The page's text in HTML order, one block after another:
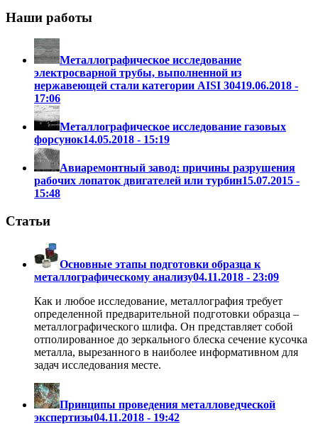
Наши работы
Металлографическое исследование
электросварной трубы, выполненной из
нержавеющей стали категории AISI 30419.06.2018 -
17:06
Металлографическое исследование газовых
форсунок14.05.2018 - 15:19
Авиаремонтный завод: причины разрушения
рабочих лопаток двигателей или турбин15.07.2015 -
15:48
Статьи
Основные этапы подготовки образца к
металлографическому анализу04.11.2018 - 23:09
Как и любое исследование, металлография требует
определенной предварительной подготовки образца –
металлографического шлифа. Он представляет собой
отполированное до зеркального блеска сечение кусочка
металла, вырезанного в наиболее информативном для
задач исследования месте.
Принципы проведения металловедческой
экспертизы04.11.2018 - 19:42